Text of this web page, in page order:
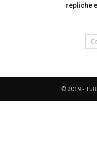
repliche
© 2019 -